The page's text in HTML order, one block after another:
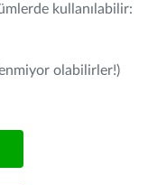
kullanılabilir:
olabilirler!)